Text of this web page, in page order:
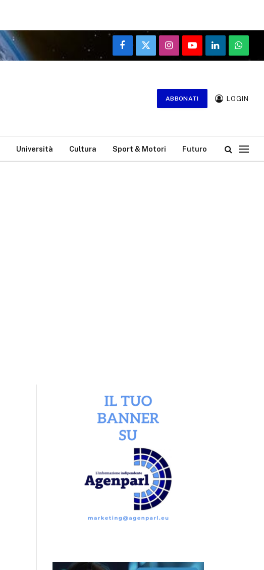
Facebook
X
(Twitter)
InstagramYouTubeLinkedIn
ABBONATI LOGIN
Università Cultura Sport & Motori Futuro